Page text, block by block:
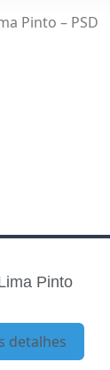
Pinto
detalhes